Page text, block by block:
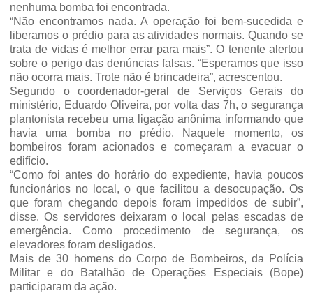
nenhuma bomba foi encontrada.
“Não encontramos nada. A operação foi bem-sucedida e
liberamos o prédio para as atividades normais. Quando se
trata de vidas é melhor errar para mais”.O tenente alertou
sobre o perigo das denúncias falsas. “Esperamos que isso
não ocorra mais. Trote não é brincadeira”, acrescentou.
Segundo o coordenador-geral de Serviços Gerais do
ministério, Eduardo Oliveira, por volta das 7h, o segurança
plantonista recebeu uma ligação anônima informando que
havia uma bomba no prédio. Naquele momento, os
bombeiros foram acionados e começaram a evacuar o
edifício.
“Como foi antes do horário do expediente, havia poucos
funcionários no local, o que facilitou a desocupação. Os
que foram chegando depois foram impedidos de subir”,
disse. Os servidores deixaram o local pelas escadas de
emergência. Como procedimento de segurança, os
elevadores foram desligados.
Mais de 30 homens do Corpo de Bombeiros, da Polícia
Militar e do Batalhão de Operações Especiais (Bope)
participaram da ação.